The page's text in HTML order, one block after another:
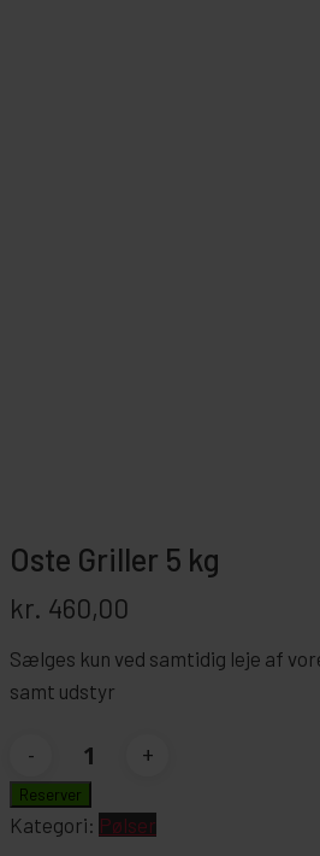
Oste Griller 5 kg
kr. 460,00
Sælges kun ved samtidig leje af
samt udstyr
Oste
Griller
5
Reserver
Kategori: Pølser